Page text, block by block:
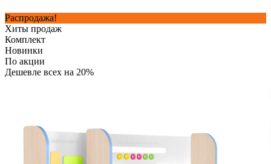
Распродажа!
Хиты продаж
Комплект
Новинки
По акции
Дешевле всех на 20%